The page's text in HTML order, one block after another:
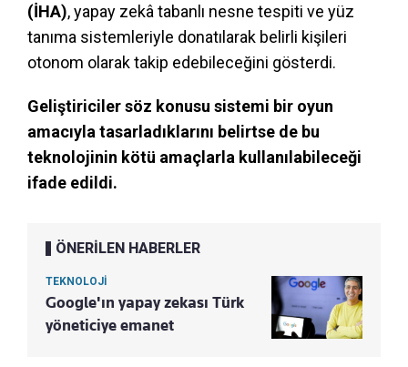
(İHA), yapay zekâ tabanlı nesne tespiti ve yüz
tanıma sistemleriyle donatılarak belirli kişileri
otonom olarak takip edebileceğini gösterdi.
Geliştiriciler söz konusu sistemi bir oyun
amacıyla tasarladıklarını belirtse de bu
teknolojinin kötü amaçlarla kullanılabileceği
ifade edildi.
ÖNERİLEN HABERLER
TEKNOLOJİ
Google'ın yapay zekası Türk
yöneticiye emanet